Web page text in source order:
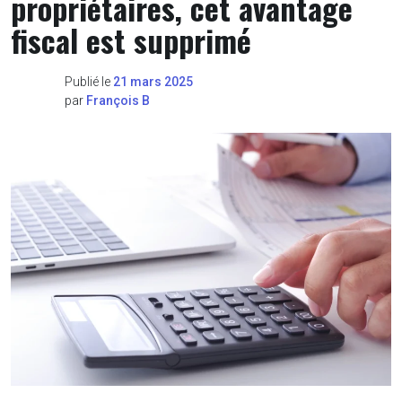
fiscal est supprimé
Publié le 21 mars 2025
par François B